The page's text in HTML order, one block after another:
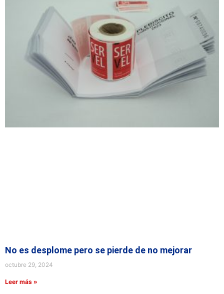
No es desplome pero se pierde de no mejorar
octubre 29, 2024
Leer más »